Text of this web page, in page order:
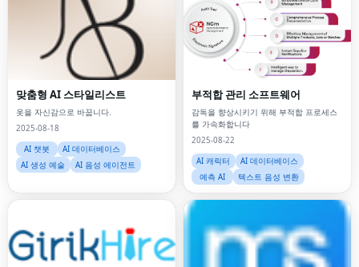
맞춤형 AI 스타일리스트
옷을 자신감으로 바꿉니다.
2025-08-18
AI 챗봇
AI 데이터베이스
AI 생성 예술
AI 음성 에이전트
부적합 관리 소프트웨어
감독을 향상시키기 위해 부적합 프로세스
를 가속화합니다
2025-08-22
AI 캐릭터
AI 데이터베이스
예측 AI
텍스트 음성 변환